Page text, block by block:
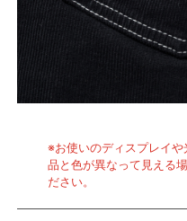
※お使いのディスプレイ
品と色が異なって見える
ださい。